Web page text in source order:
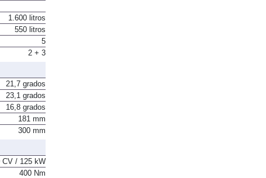
1.600 litros
550 litros
5
2 + 3
21,7 grados
23,1 grados
16,8 grados
181 mm
300 mm
CV / 125 kW
400 Nm